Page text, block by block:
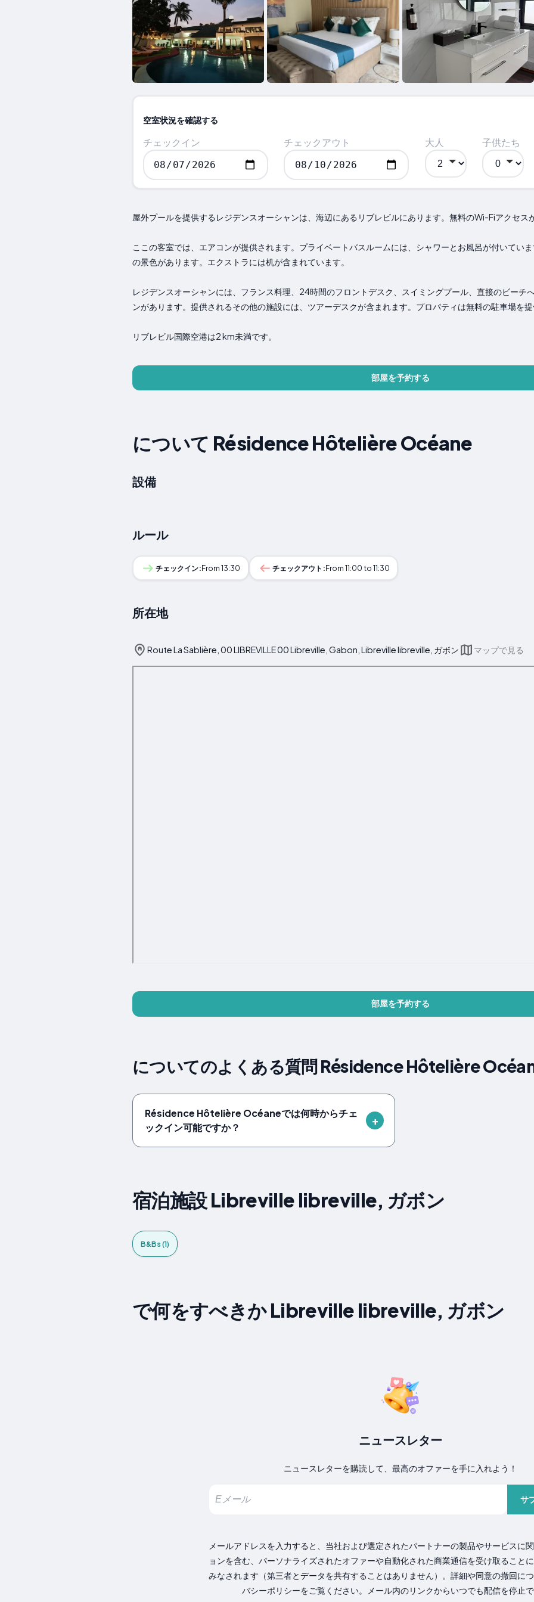
空室状況を確認する
チェックイン チェックアウト 大人 子供たち
屋外プールを提供するレジデンスオーシャンは、海辺にあるリブレビルにあります。無料のWi-Fiアクセス
ここの客室では、エアコンが提供されます。プライベートバスルームには、シャワーとお風呂が付いてい
の景色があります。エクストラには机が含まれています。
レジデンスオーシャンには、フランス料理、24時間のフロントデスク、スイミングプール、直接のビーチ
ンがあります。提供されるその他の施設には、ツアーデスクが含まれます。プロパティは無料の駐車場を
リブレビル国際空港は2 km未満です。
部屋を予約する
について Résidence Hôtelière Océane
設備
ルール
チェックイン:From 13:30 チェックアウト:From 11:00 to 11:30
所在地
Route La Sablière, 00 LIBREVILLE 00 Libreville, Gabon, Libreville libreville, ガボン マップで見る
部屋を予約する
についてのよくある質問 Résidence Hôtelière
Résidence Hôtelière Océaneでは何時からチェ
ックイン可能ですか？
宿泊施設 Libreville libreville, ガボン
B&Bs (1)
で何をすべきか Libreville libreville, ガボン
ニュースレター
ニュースレターを購読して、最高のオファーを手に入れよう！
サ
メールアドレスを入力すると、当社および選定されたパートナーの製品やサービスに
ョンを含む、パーソナライズされたオファーや自動化された商業通信を受け取ること
みなされます（第三者とデータを共有することはありません）。詳細や同意の撤回に
バシーポリシーをご覧ください。メール内のリンクからいつでも配信を停止